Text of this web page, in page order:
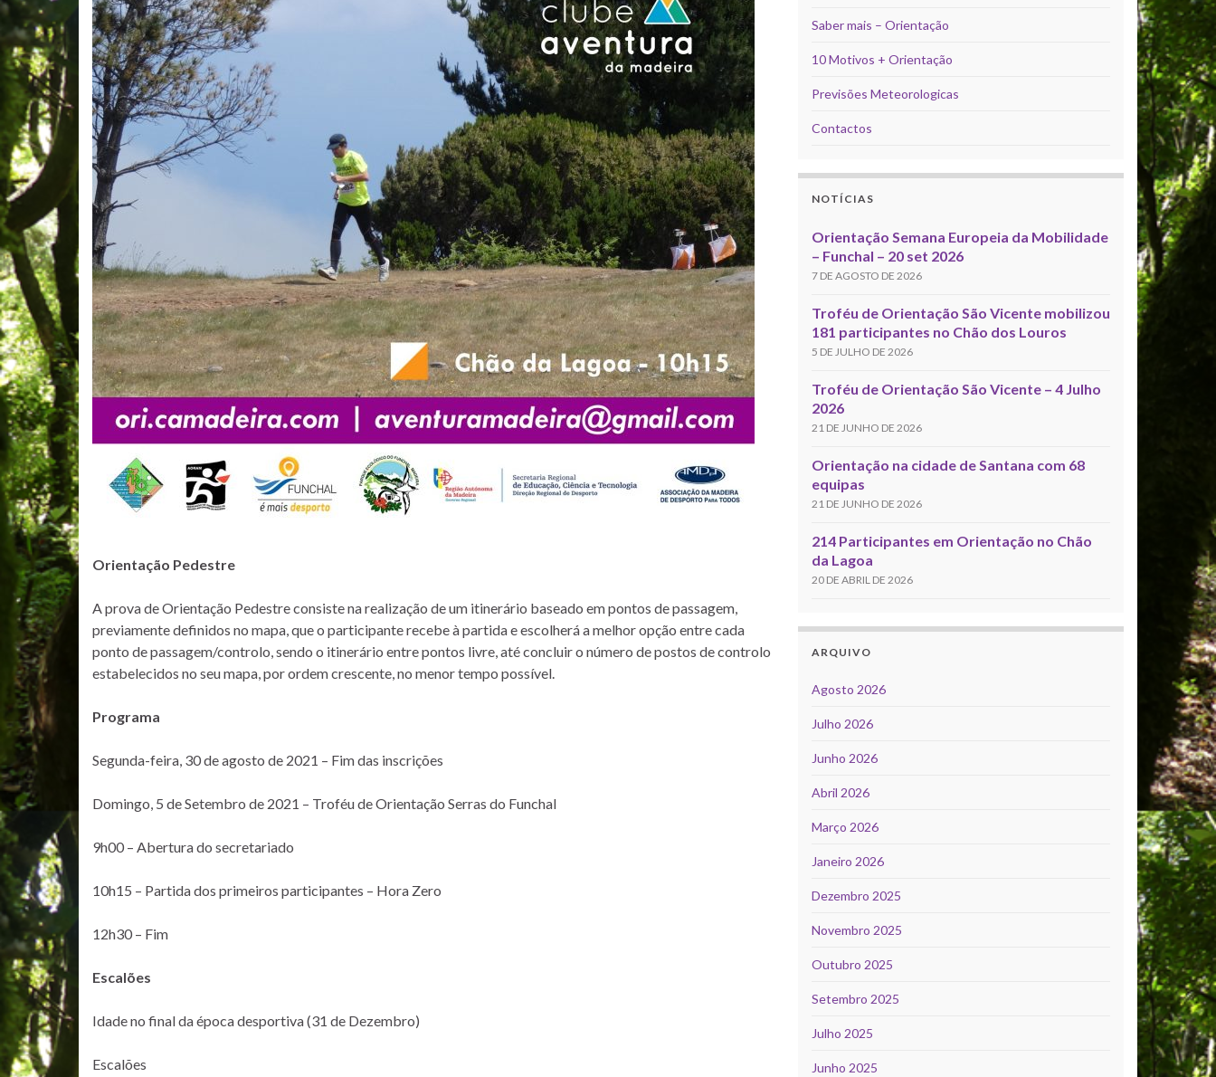
Orientação Pedestre
A prova de Orientação Pedestre consiste na realização de um itinerário baseado em pontos de passagem,
previamente definidos no mapa, que o participante recebe à partida e escolherá a melhor opção entre cada
ponto de passagem/controlo, sendo o itinerário entre pontos livre, até concluir o número de postos de controlo
estabelecidos no seu mapa, por ordem crescente, no menor tempo possível.
Programa
Segunda-feira, 30 de agosto de 2021 – Fim das inscrições
Domingo, 5 de Setembro de 2021 – Troféu de Orientação Serras do Funchal
9h00 – Abertura do secretariado
10h15 – Partida dos primeiros participantes – Hora Zero
12h30 – Fim
Escalões
Idade no final da época desportiva (31 de Dezembro)
Escalões
Saber mais – Orientação
10 Motivos + Orientação
Previsões Meteorologicas
Contactos
NOTÍCIAS
Orientação Semana Europeia da Mobilidade
– Funchal – 20 set 2026
7 DE AGOSTO DE 2026
Troféu de Orientação São Vicente mobilizou
181 participantes no Chão dos Louros
5 DE JULHO DE 2026
Troféu de Orientação São Vicente – 4 Julho
2026
21 DE JUNHO DE 2026
Orientação na cidade de Santana com 68
equipas
21 DE JUNHO DE 2026
214 Participantes em Orientação no Chão
da Lagoa
20 DE ABRIL DE 2026
ARQUIVO
Agosto 2026
Julho 2026
Junho 2026
Abril 2026
Março 2026
Janeiro 2026
Dezembro 2025
Novembro 2025
Outubro 2025
Setembro 2025
Julho 2025
Junho 2025